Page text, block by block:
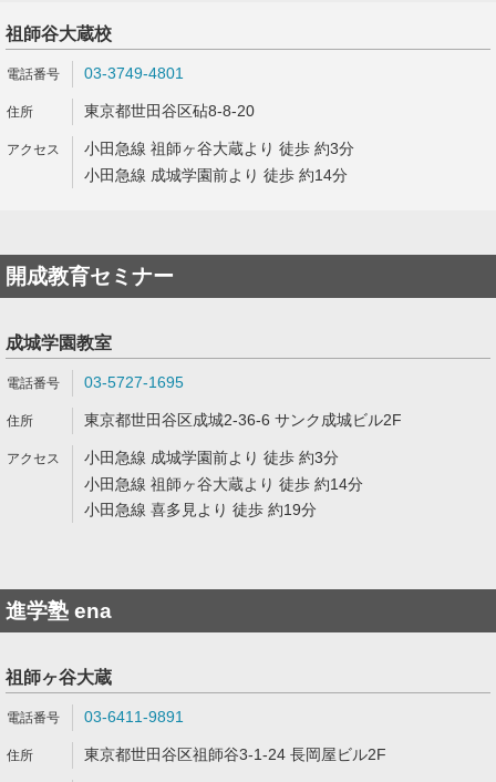
祖師谷大蔵校
03-3749-4801
東京都世田谷区砧8-8-20
小田急線 祖師ヶ谷大蔵より 徒歩 約3分
小田急線 成城学園前より 徒歩 約14分
開成教育セミナー
成城学園教室
03-5727-1695
東京都世田谷区成城2-36-6 サンク成城ビル2F
小田急線 成城学園前より 徒歩 約3分
小田急線 祖師ヶ谷大蔵より 徒歩 約14分
小田急線 喜多見より 徒歩 約19分
進学塾 ena
祖師ヶ谷大蔵
03-6411-9891
東京都世田谷区祖師谷3-1-24 長岡屋ビル2F